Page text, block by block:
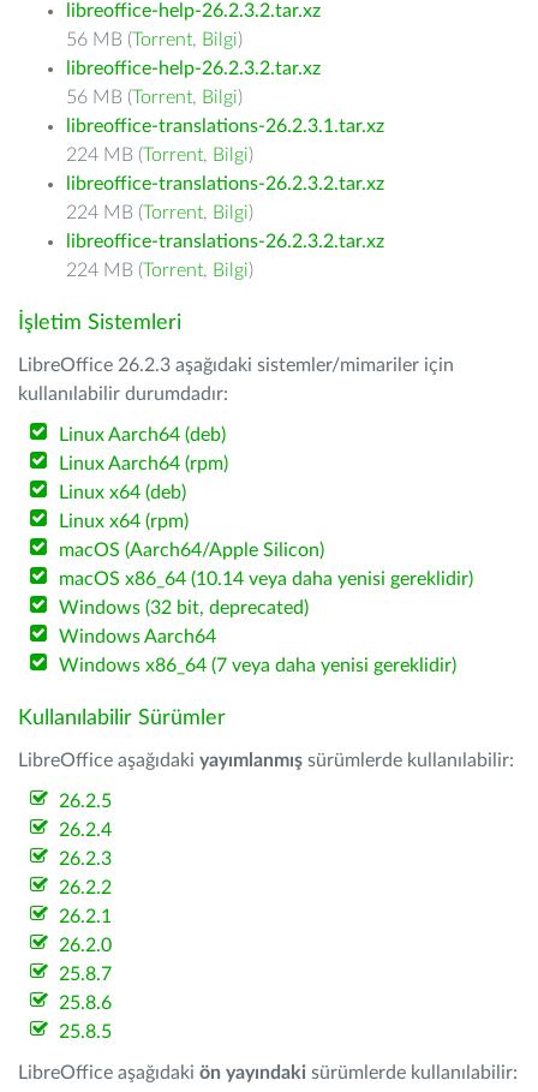
libreoffice-help-26.2.3.2.tar.xz
56 MB (Torrent, Bilgi)
libreoffice-help-26.2.3.2.tar.xz
56 MB (Torrent, Bilgi)
libreoffice-translations-26.2.3.1.tar.xz
224 MB (Torrent, Bilgi)
libreoffice-translations-26.2.3.2.tar.xz
224 MB (Torrent, Bilgi)
libreoffice-translations-26.2.3.2.tar.xz
224 MB (Torrent, Bilgi)
İşletim Sistemleri
LibreOffice 26.2.3 aşağıdaki sistemler/mimariler için
kullanılabilir durumdadır:
Linux Aarch64 (deb)
Linux Aarch64 (rpm)
Linux x64 (deb)
Linux x64 (rpm)
macOS (Aarch64/Apple Silicon)
macOS x86_64 (10.14 veya daha yenisi gereklidir)
Windows (32 bit, deprecated)
Windows Aarch64
Windows x86_64 (7 veya daha yenisi gereklidir)
Kullanılabilir Sürümler
LibreOffice aşağıdaki yayımlanmış sürümlerde kullanılabilir:
26.2.5
26.2.4
26.2.3
26.2.2
26.2.1
26.2.0
25.8.7
25.8.6
25.8.5
LibreOffice aşağıdaki ön yayındaki sürümlerde kullanılabilir: